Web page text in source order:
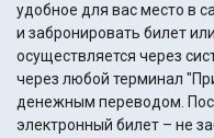
удобное для вас место в
и забронировать билет
осуществляется через
через любой терминал
денежным переводом. После оплаты вы получите
электронный билет – не